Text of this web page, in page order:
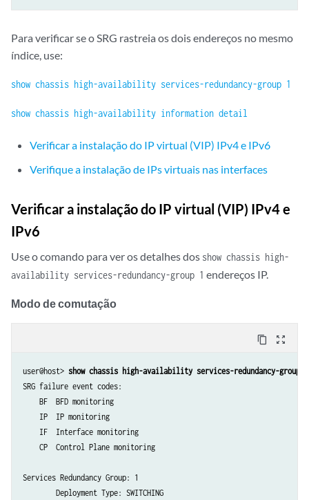
Para verificar se o SRG rastreia os dois endereços no mesmo
índice, use:
show chassis high-availability services-redundancy-group 1
show chassis high-availability information detail
Verificar a instalação do IP virtual (VIP) IPv4 e IPv6
Verifique a instalação de IPs virtuais nas interfaces
Verificar a instalação do IP virtual (VIP) IPv4 e
IPv6
Use o comando para ver os detalhes dos show chassis high-
availability services-redundancy-group 1 endereços IP.
Modo de comutação
content_copy zoom_out_map
user@host> show chassis high-availability services-redundancy-group 1
SRG failure event codes:
    BF  BFD monitoring
    IP  IP monitoring
    IF  Interface monitoring
    CP  Control Plane monitoring
Services Redundancy Group: 1
        Deployment Type: SWITCHING